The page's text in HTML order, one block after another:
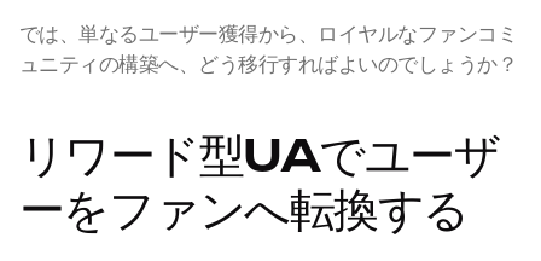
では、単なるユーザー獲得から、ロイヤルなファンコミ
ュニティの構築へ、どう移行すればよいのでしょうか？
リワード型UAでユーザ
ーをファンへ転換する